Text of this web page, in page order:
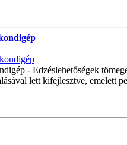
- Edzéslehetőségek
lett kifejlesztve, emelett